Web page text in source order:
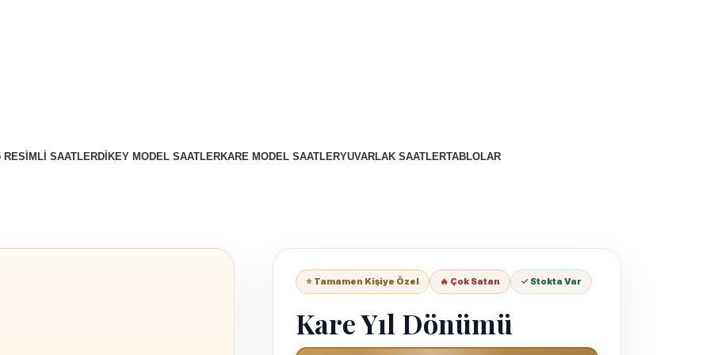
RESIMLI SAATLERDIKEY MODEL SAATLERKARE MODEL SAATLERYUVARLAK SAATLERTABLOLAR
⭐ Tamamen Kişiye Özel 🔥 Çok Satan ✓ Stokta Var
Kare Yıl Dönümü